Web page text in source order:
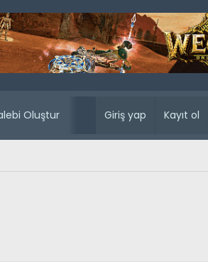
Oluştur Yaklaşan sunucular
Giriş yap Kayıt ol